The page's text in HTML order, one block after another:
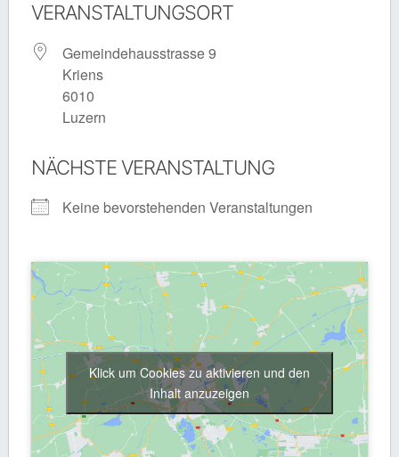
VERANSTALTUNGSORT
Gemeindehausstrasse 9
Kriens
6010
Luzern
NÄCHSTE VERANSTALTUNG
Keine bevorstehenden Veranstaltungen
Klick um Cookies zu aktivieren und den
Inhalt anzuzeigen